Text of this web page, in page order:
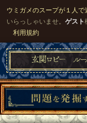
ウミガメのスープが１人で
いらっしゃいませ。ゲスト
利用規約